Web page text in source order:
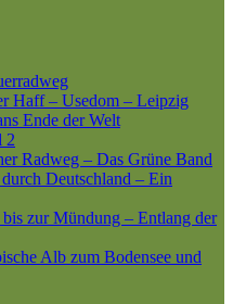
Haff – Usedom – Leipzig
Ende der Welt
2
Radweg – Das Grüne Band
Deutschland – Ein
zur Mündung – Entlang der
Alb zum Bodensee und